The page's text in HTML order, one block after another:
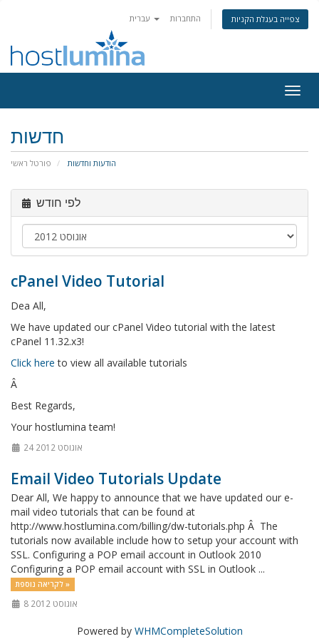
התחברות צפייה בעגלת הקניות
חדשות
פורטל ראשי הודעות וחדשות
לפי חודש
cPanel Video Tutorial
Dea All,
We have updated our cPanel Video tutorial with the latest
cPanel 11.32.x3!
Click hereto view all available tutorials
Â
Best Regards,
Your hostlumina team!
24 אוגוסט 2012
Email Video Tutorials Update
Dear All, We happy to announce that we have updated our e-
mail video tutorials that can be found at
http://www.hostlumina.com/billing/dw-tutorials.php Â The
tutorials now available include how to setup your account with
SSL. Configuring a POP email account in Outlook 2010
Configuring a POP email account with SSL in Outlook ...
לקריאה נוספת »
8 אוגוסט 2012
Powered by WHMCompleteSolution